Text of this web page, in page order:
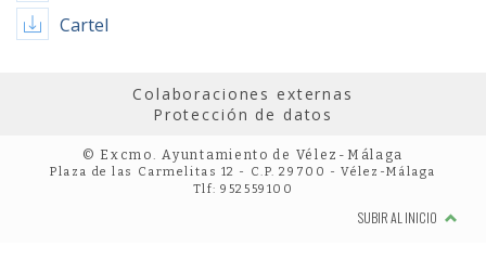
Cartel
Colaboraciones externas
Protección de datos
© Excmo. Ayuntamiento de Vélez-Málaga
Plaza de las Carmelitas 12 - C.P. 29700 - Vélez-Málaga
Tlf: 952559100
SUBIR AL INICIO